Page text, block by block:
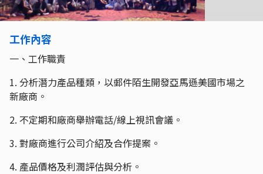
工作內容
一、工作職責
1. 分析潛力產品種類，以郵件陌生開發亞馬遜美國市場之
新廠商。
2. 不定期和廠商舉辦電話/線上視訊會議。
3. 對廠商進行公司介紹及合作提案。
4. 產品價格及利潤評估與分析。